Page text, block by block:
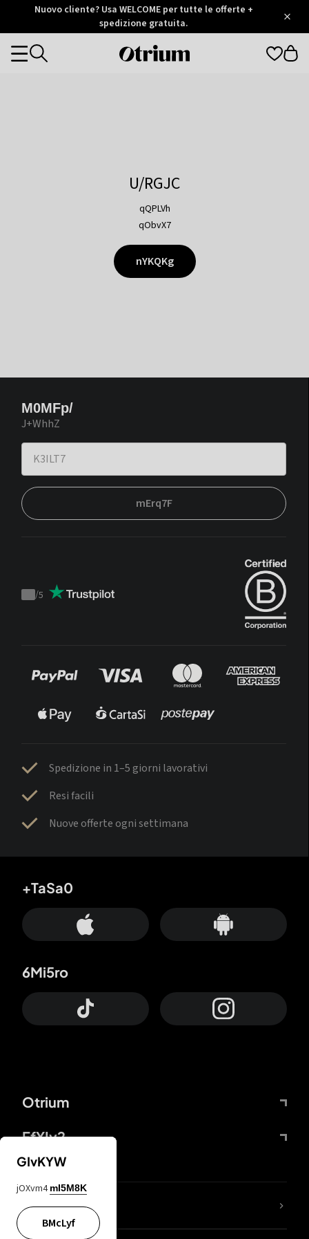
Otrium
Trustpilot
Nuovo cliente? Usa WELCOME per tutte le offerte +
spedizione gratuita.
Otrium
Categories
U/RGJC
qQPLVh
qObvX7
nYKQKg
M0MFp/
J+WhhZ
mErq7F
Trustpilot
/5
Spedizione in 1–5 giorni lavorativi
Resi facili
Nuove offerte ogni settimana
Otrium
FfYIy2
+TaSa0
6Mi5ro
Lj7sBL
GIvKYW
jOXvm4 mI5M8K
BMcLyf